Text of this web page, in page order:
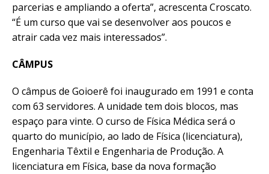
parcerias e ampliando a oferta”, acrescenta Croscato.
“É um curso que vai se desenvolver aos poucos e
atrair cada vez mais interessados”.
CÂMPUS
O câmpus de Goioerê foi inaugurado em 1991 e conta
com 63 servidores. A unidade tem dois blocos, mas
espaço para vinte. O curso de Física Médica será o
quarto do município, ao lado de Física (licenciatura),
Engenharia Têxtil e Engenharia de Produção. A
licenciatura em Física, base da nova formação